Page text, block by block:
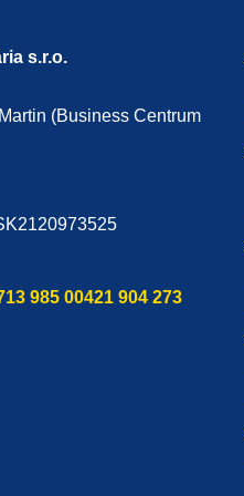
s.r.o.
(Business Centrum
985 00421 904 273